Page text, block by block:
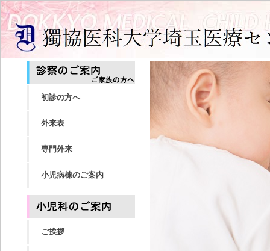
初診の方へ
外来表
専門外来
小児病棟のご案内
ご挨拶